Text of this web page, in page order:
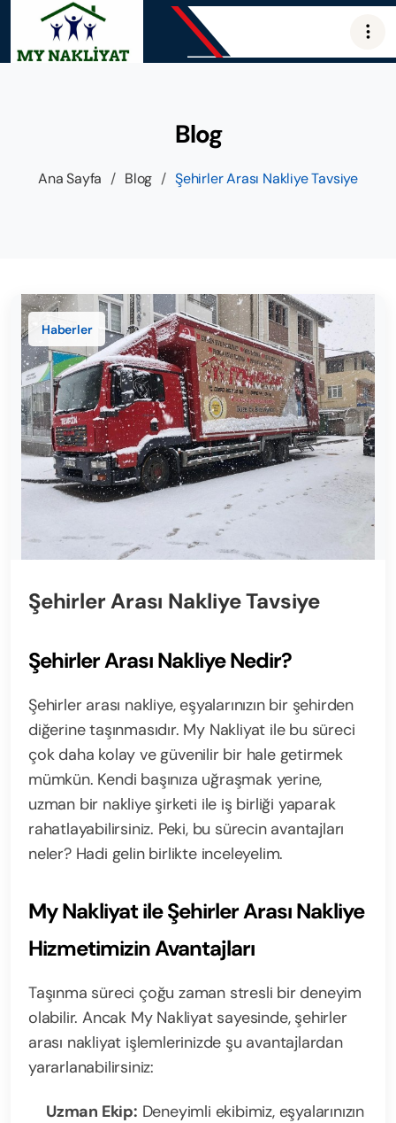
Blog
Ana Sayfa / Blog / Şehirler Arası Nakliye Tavsiye
Haberler
Şehirler Arası Nakliye Tavsiye
Şehirler Arası Nakliye Nedir?
Şehirler arası nakliye, eşyalarınızın bir şehirden
diğerine taşınmasıdır. My Nakliyat ile bu süreci
çok daha kolay ve güvenilir bir hale getirmek
mümkün. Kendi başınıza uğraşmak yerine,
uzman bir nakliye şirketi ile iş birliği yaparak
rahatlayabilirsiniz. Peki, bu sürecin avantajları
neler? Hadi gelin birlikte inceleyelim.
My Nakliyat ile Şehirler Arası Nakliye
Hizmetimizin Avantajları
Taşınma süreci çoğu zaman stresli bir deneyim
olabilir. Ancak My Nakliyat sayesinde, şehirler
arası nakliyat işlemlerinizde şu avantajlardan
yararlanabilirsiniz:
Uzman Ekip: Deneyimli ekibimiz, eşyalarınızın